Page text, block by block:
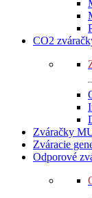
CO2
Zváračky
Zváracie
Odporové